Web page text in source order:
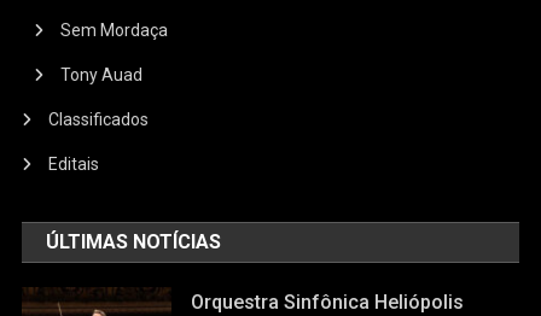
Sem Mordaça
Tony Auad
Classificados
Editais
ÚLTIMAS NOTÍCIAS
Orquestra Sinfônica Heliópolis